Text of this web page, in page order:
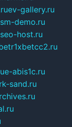
ev-gallery.ru
demo.ru
host.ru
e-abis1c.ru
sand.ru